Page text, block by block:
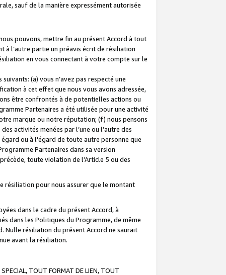
sauf de la manière expressément autorisée
pouvons, mettre fin au présent Accord à tout
à l’autre partie un préavis écrit de résiliation
en vous connectant à votre compte sur le
(a) vous n’avez pas respecté une
à cet effet que nous vous avons adressée,
être confrontés à de potentielles actions ou
Partenaires a été utilisée pour une activité
marque ou notre réputation; (f) nous pensons
activités menées par l’une ou l’autre des
ou à l'égard de toute autre personne que
Partenaires dans sa version
toute violation de l’Article 5 ou des
résiliation pour nous assurer que le montant
dans le cadre du présent Accord, à
dans les Politiques du Programme, de même
Nulle résiliation du présent Accord ne saurait
avant la résiliation.
TOUT FORMAT DE LIEN, TOUT